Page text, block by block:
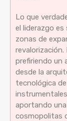
Lo que
el liderazgo
zonas de
prefiriendo un
desde la
tecnológica
aportando
cosmopolitas